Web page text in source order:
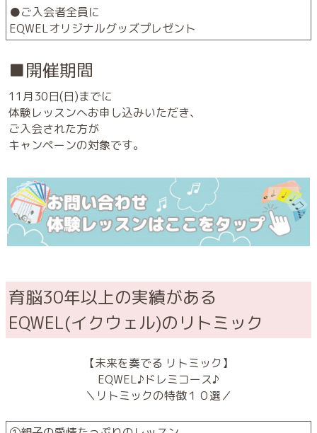
●ご入会者全員に
EQWELオリジナルグッズプレゼント
■開催期間
11月30日(日)までに
体験レッスンへお申し込みいただき、
ご入会された方が
キャンペーンの対象です。
育脳30年以上の実績がある
EQWEL(イクウェル)のリトミック
【未来を奏でる リトミック】
EQWEL♪ドレミコース♪
＼リトミックの特徴１０選／